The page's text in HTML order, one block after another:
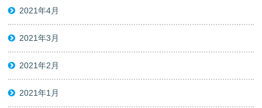
2021年4月
2021年3月
2021年2月
2021年1月